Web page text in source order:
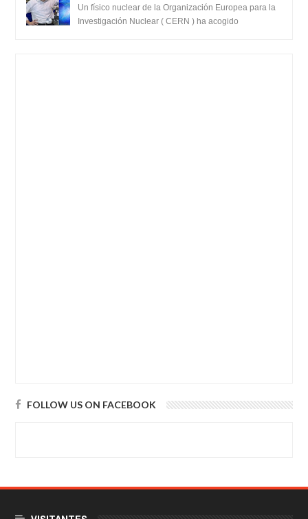
ayudado por seres de luz durante una
prueba del Colisionador de Hadrones
Un físico nuclear de la Organización Europea para la
Investigación Nuclear ( CERN ) ha acogido
FOLLOW US ON FACEBOOK